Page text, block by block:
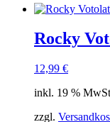
Rocky
12,99 €
inkl. 19 %
zzgl.